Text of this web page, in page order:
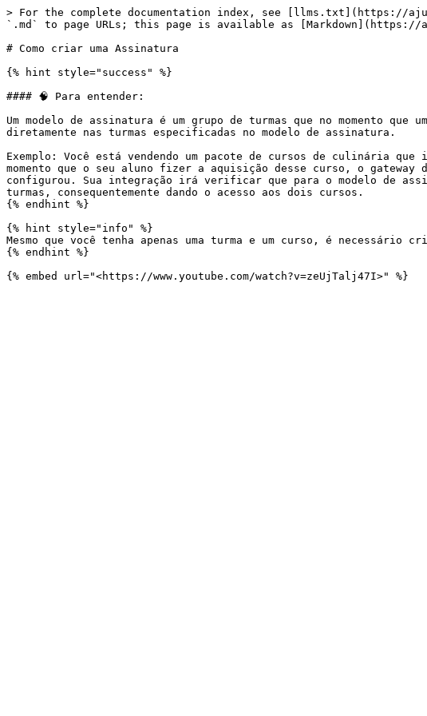
> For the complete documentation index, see [llms.txt](https://
`.md` to page URLs; this page is available as [Markdown](https://
# Como criar uma Assinatura
{% hint style="success" %}
#### 🧠 Para entender:
Um modelo de assinatura é um grupo de turmas que no momento
diretamente nas turmas especificadas no modelo de assinatura.
Exemplo: Você está vendendo um pacote de cursos de culinária
momento que o seu aluno fizer a aquisição desse curso, o
configurou. Sua integração irá verificar que para o modelo de
turmas, consequentemente dando o acesso aos dois cursos.
{% endhint %}
{% hint style="info" %}
Mesmo que você tenha apenas uma turma e um curso, é
{% endhint %}